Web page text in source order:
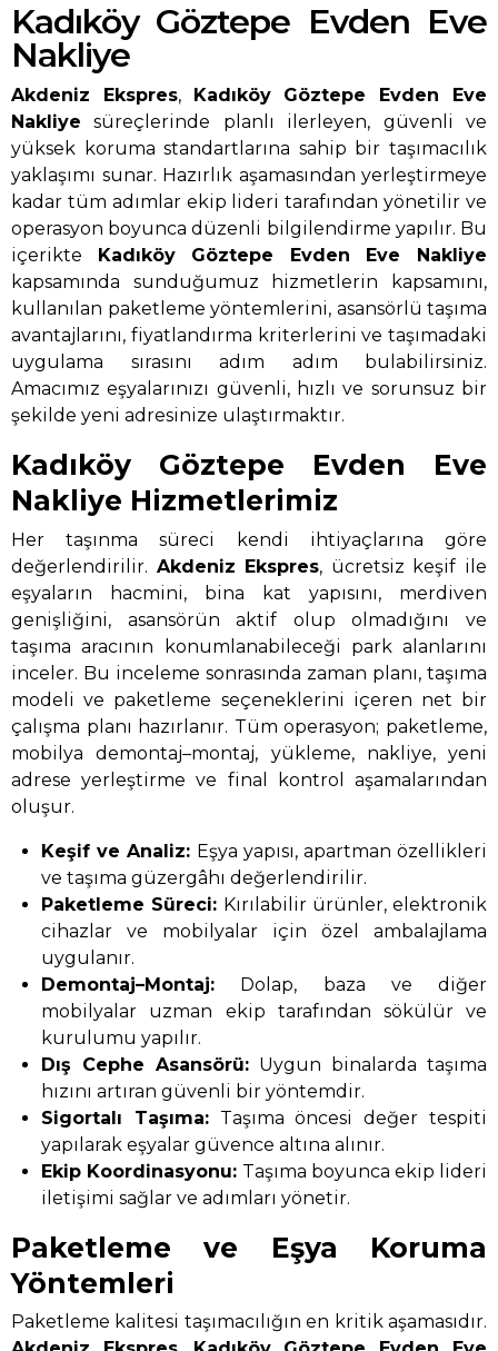
Kadıköy Göztepe Evden Eve
Nakliye
Akdeniz Ekspres,
Kadıköy Göztepe Evden Eve
Nakliye süreçlerinde planlı ilerleyen, güvenli ve
yüksek koruma standartlarına sahip bir taşımacılık
yaklaşımı sunar. Hazırlık aşamasından yerleştirmeye
kadar tüm adımlar ekip lideri tarafından yönetilir ve
operasyon boyunca düzenli bilgilendirme yapılır. Bu
içerikte
Kadıköy Göztepe Evden Eve Nakliye
kapsamında sunduğumuz hizmetlerin kapsamını,
kullanılan paketleme yöntemlerini, asansörlü taşıma
avantajlarını, fiyatlandırma kriterlerini ve taşımadaki
uygulama sırasını adım adım bulabilirsiniz.
Amacımız eşyalarınızı güvenli, hızlı ve sorunsuz bir
şekilde yeni adresinize ulaştırmaktır.
Kadıköy Göztepe Evden Eve
Nakliye Hizmetlerimiz
Her taşınma süreci kendi ihtiyaçlarına göre
değerlendirilir. Akdeniz Ekspres, ücretsiz keşif ile
eşyaların hacmini, bina kat yapısını, merdiven
genişliğini, asansörün aktif olup olmadığını ve
taşıma aracının konumlanabileceği park alanlarını
inceler. Bu inceleme sonrasında zaman planı, taşıma
modeli ve paketleme seçeneklerini içeren net bir
çalışma planı hazırlanır. Tüm operasyon; paketleme,
mobilya demontaj–montaj, yükleme, nakliye, yeni
adrese yerleştirme ve final kontrol aşamalarından
oluşur.
Keşif ve Analiz: Eşya yapısı, apartman özellikleri
ve taşıma güzergâhı değerlendirilir.
Paketleme Süreci: Kırılabilir ürünler, elektronik
cihazlar ve mobilyalar için özel ambalajlama
uygulanır.
Demontaj–Montaj: Dolap, baza ve diğer
mobilyalar uzman ekip tarafından sökülür ve
kurulumu yapılır.
Dış Cephe Asansörü: Uygun binalarda taşıma
hızını artıran güvenli bir yöntemdir.
Sigortalı Taşıma:Taşıma öncesi değer tespiti
yapılarak eşyalar güvence altına alınır.
Ekip Koordinasyonu: Taşıma boyunca ekip lideri
iletişimi sağlar ve adımları yönetir.
Paketleme ve Eşya Koruma
Yöntemleri
Paketleme kalitesi taşımacılığın en kritik aşamasıdır.